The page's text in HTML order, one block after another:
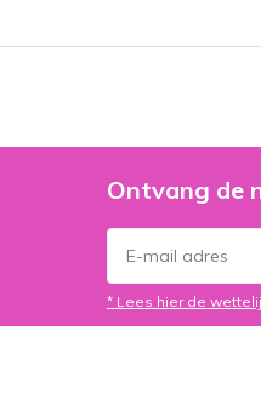
Ontvang de
* Lees hier de